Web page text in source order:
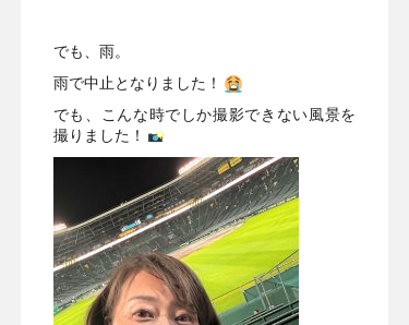
でも、雨。
雨で中止となりました！
でも、こんな時でしか撮影できない風景を
撮りました！